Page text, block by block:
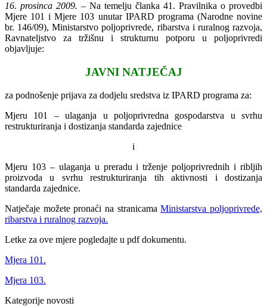
16. prosinca 2009. – Na temelju članka 41. Pravilnika o provedbi
Mjere 101 i Mjere 103 unutar IPARD programa (Narodne novine
br. 146/09), Ministarstvo poljoprivrede, ribarstva i ruralnog razvoja,
Ravnateljstvo za tržišnu i strukturnu potporu u poljoprivredi
objavljuje:
JAVNI NATJEČAJ
za podnošenje prijava za dodjelu sredstva iz IPARD programa za:
Mjeru 101 – ulaganja u poljoprivredna gospodarstva u svrhu
restrukturiranja i dostizanja standarda zajednice
i
Mjeru 103 – ulaganja u preradu i trženje poljoprivrednih i ribljih
proizvoda u svrhu restrukturiranja tih aktivnosti i dostizanja
standarda zajednice.
Natječaje možete pronaći na stranicamaMinistarstva poljoprivrede,
ribarstva i ruralnog razvoja.
Letke za ove mjere pogledajte u pdf dokumentu.
Mjera 101.
Mjera 103.
Kategorije novosti